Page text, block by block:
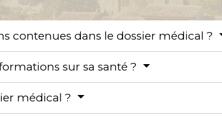
contenues dans le dossier médical ?
sur sa santé ?
médical ?